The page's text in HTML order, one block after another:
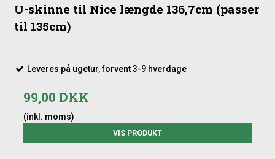
U-skinne til Nice længde 136,7cm (passer
til 135cm)
Leveres på ugetur, forvent 3-9 hverdage
99,00 DKK
(inkl. moms)
VIS PRODUKT